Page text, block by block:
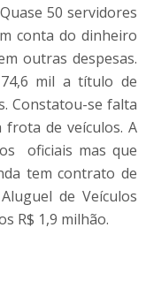
50 servidores
conta do dinheiro
outras despesas.
mil a título de
Constatou-se falta
de veículos. A
oficiais mas que
tem contrato de
de Veículos
R$ 1,9 milhão.